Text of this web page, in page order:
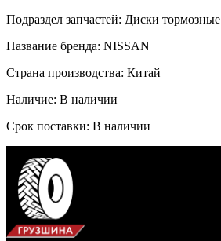
Подраздел запчастей: Диски тормозные
Название бренда: NISSAN
Страна производства: Китай
Наличие: В наличии
Срок поставки: В наличии